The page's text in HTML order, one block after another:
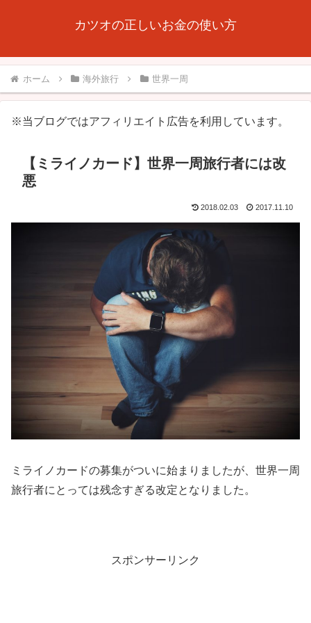
カツオの正しいお金の使い方
ホーム 海外旅行 世界一周
※当ブログではアフィリエイト広告を利用しています。
【ミライノカード】世界一周旅行者には改
悪
2018.02.03 2017.11.10
ミライノカードの募集がついに始まりましたが、世界一周
旅行者にとっては残念すぎる改定となりました。
スポンサーリンク